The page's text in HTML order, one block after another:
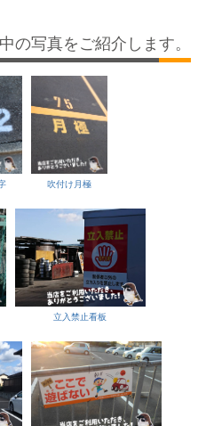
の写真をご紹介します。
吹付け月極
立入禁止看板